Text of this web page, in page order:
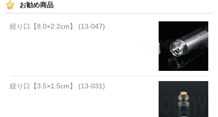
お勧め商品
絞り口【8.0×2.2cm】 (13-047)
絞り口【3.5×1.5cm】 (13-031)